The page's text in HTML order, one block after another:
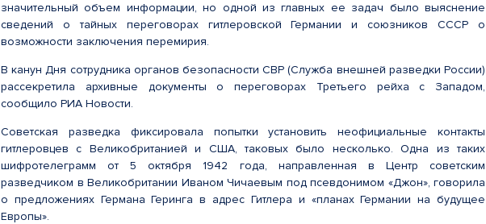
значительный объем информации, но одной из главных ее задач было выяснение
сведений о тайных переговорах гитлеровской Германии и союзников СССР о
возможности заключения перемирия.
В канун Дня сотрудника органов безопасности СВР (Служба внешней разведки России)
рассекретила архивные документы о переговорах Третьего рейха с Западом,
сообщило РИА Новости.
Советская разведка фиксировала попытки установить неофициальные контакты
гитлеровцев с Великобританией и США, таковых было несколько. Одна из таких
шифротелеграмм от 5 октября 1942 года, направленная в Центр советским
разведчиком в Великобритании Иваном Чичаевым под псевдонимом «Джон», говорила
о предложениях Германа Геринга в адрес Гитлера и «планах Германии на будущее
Европы».